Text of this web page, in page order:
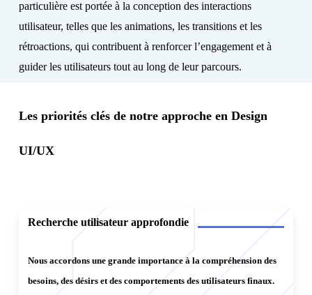
caractéristiques distinctives. Cela nous aide à mieux
comprendre les besoins, les motivations et les défis de
chaque groupe d’utilisateurs.
comment les utilisateurs interagissent avec le produit dans
différentes situations. Cela nous permet de mieux
4.Wireframing et prototypage: Nous utilisons les
prototypes initiaux qui représentent la structure et la
disposition des éléments de l’interface utilisateur. Ces
particulière est portée à la conception des interactions
utilisateur, telles que les animations, les transitions et les
rétroactions, qui contribuent à renforcer l’engagement et à
guider les utilisateurs tout au long de leur parcours.
Les priorités clés de notre approche en Design
UI/UX
Recherche utilisateur approfondie
Nous accordons une grande importance à la compréhension des
besoins, des désirs et des comportements des utilisateurs finaux.